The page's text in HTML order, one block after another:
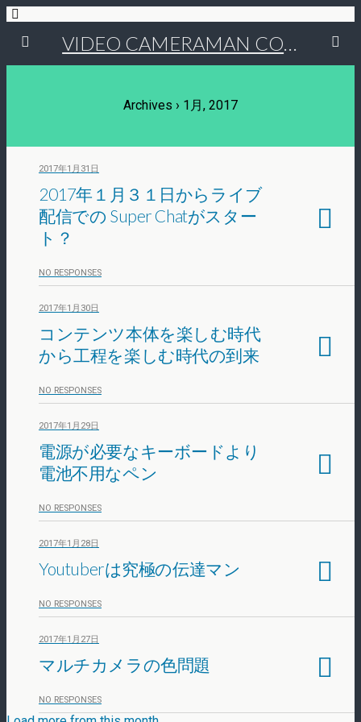
VIDEO CAMERAMAN COMMUNITY
Archives › 1月, 2017
2017年1月31日
2017年１月３１日からライブ
配信での Super Chatがスター
ト？
NO RESPONSES
2017年1月30日
コンテンツ本体を楽しむ時代
から工程を楽しむ時代の到来
NO RESPONSES
2017年1月29日
電源が必要なキーボードより
電池不用なペン
NO RESPONSES
2017年1月28日
Youtuberは究極の伝達マン
NO RESPONSES
2017年1月27日
マルチカメラの色問題
NO RESPONSES